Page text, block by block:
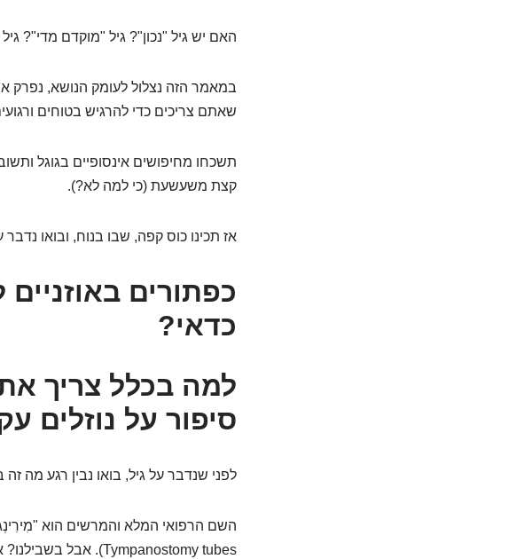
האם יש גיל "נכון"? גיל "מוקדם מדי"?
במאמר הזה נצלול לעומק הנושא, נפרק
שאתם צריכים כדי להרגיש בטוחים
תשכחו מחיפושים אינסופיים בגוגל
קצת משעשעת (כי למה לא?).
אז תכינו כוס קפה, שבו בנוח, ובואו
כפתורים
כדאי?
למה בכלל צריך
סיפור על נוזלים
לפני שנדבר על גיל, בואו נבין רגע מה
השם הרפואי המלא והמרשים הוא
Tympanostomy tubes). אבל בשבילנו? אלה פשוט "כפתורים".